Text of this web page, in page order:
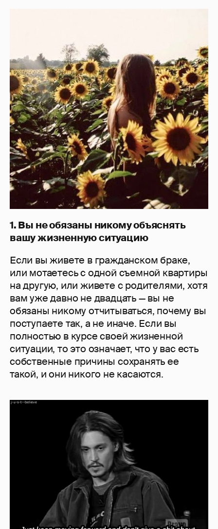
1. Вы не обязаны никому объяснять
вашу жизненную ситуацию
Если вы живете в гражданском браке,
или мотаетесь с одной съемной квартиры
на другую, или живете с родителями, хотя
вам уже давно не двадцать — вы не
обязаны никому отчитываться, почему вы
поступаете так, а не иначе. Если вы
полностью в курсе своей жизненной
ситуации, то это означает, что у вас есть
собственные причины сохранять ее
такой, и они никого не касаются.